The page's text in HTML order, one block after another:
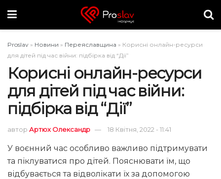
Proslav » Новини » Переяславщина » Корисні онлайн-ресурси
для дітей під час війни: підбірка від “Дії”
Корисні онлайн-ресурси
для дітей під час війни:
підбірка від “Дії”
автор Артюх Олександр 18 Квітня, 2022 - 11:41
У воєнний час особливо важливо підтримувати
та піклуватися про дітей. Пояснювати їм, що
відбувається та відволікати їх за допомогою